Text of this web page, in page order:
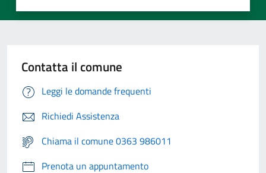
Contatta il comune
Leggi le domande frequenti
Richiedi Assistenza
Chiama il comune 0363 986011
Prenota un appuntamento